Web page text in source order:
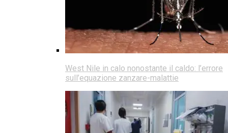
West Nile in calo nonostante il caldo: l’errore
sull’equazione zanzare-malattie